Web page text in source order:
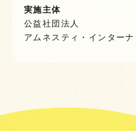
実施主体
公益社団法人
アムネスティ・インター